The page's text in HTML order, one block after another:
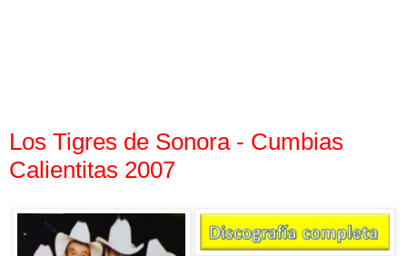
Los Tigres de Sonora - Cumbias
Calientitas 2007